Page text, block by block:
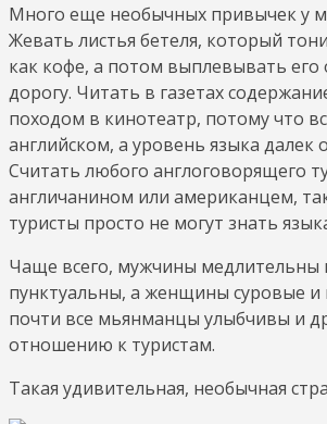
Много еще необычных привычек у
Жевать листья бетеля, который
как кофе, а потом выплевывать его
дорогу. Читать в газетах
походом в кинотеатр, потому что
английском, а уровень языка далек
Считать любого англоговорящего
англичанином или американцем,
туристы просто не могут знать
Чаще всего, мужчины медлительны
пунктуальны, а женщины суровые и
почти все мьянманцы улыбчивы и
отношению к туристам.
Такая удивительная, необычная